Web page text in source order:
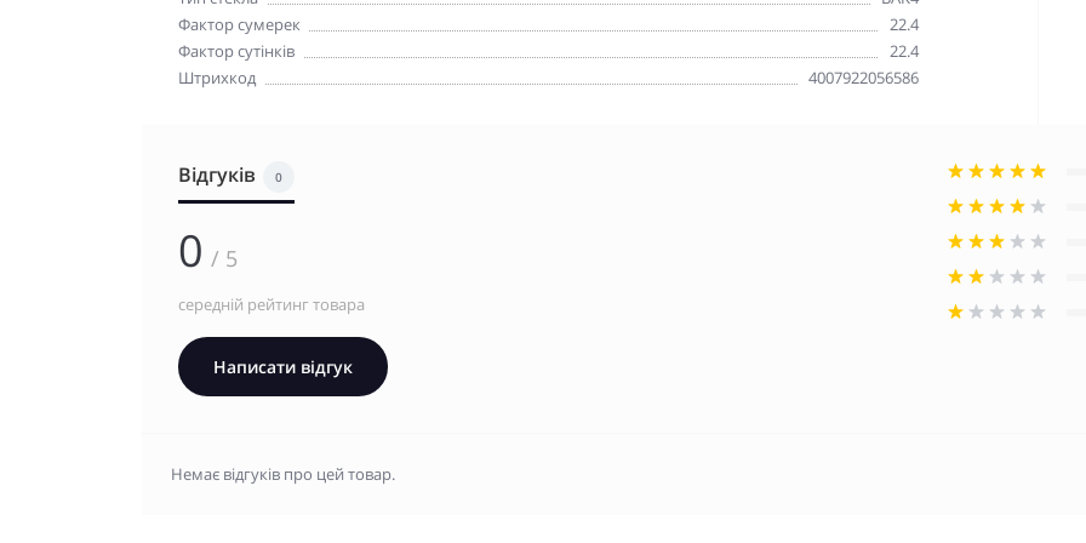
Фактор сумерек
22.4
Фактор сутінків
22.4
Штрихкод
4007922056586
Відгуків 0
0 / 5
середній рейтинг товара
Написати відгук
Немає відгуків про цей товар.